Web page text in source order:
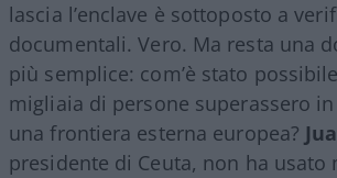
lascia l’enclave è sottoposto a
documentali. Vero. Ma resta una
più semplice: com’è stato
migliaia di persone superassero
una frontiera esterna europea?
presidente di Ceuta, non ha usato